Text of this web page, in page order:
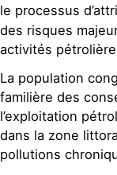
le processus
des risques
activités
La population
familière des
l’exploitation
dans la zone
pollutions